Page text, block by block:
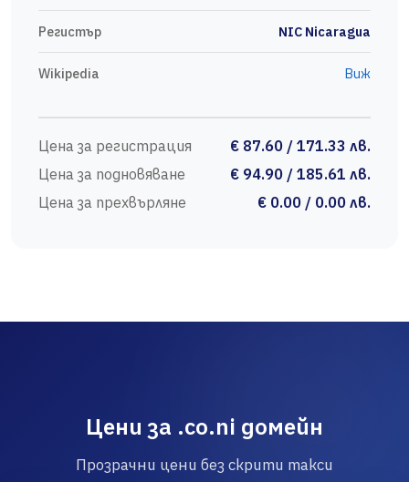
Регистър NIC Nicaragua
Wikipedia Виж
Цена за регистрация
€ 87.60 / 171.33 лв.
Цена за подновяване
€ 94.90 / 185.61 лв.
Цена за прехвърляне
€ 0.00 / 0.00 лв.
Цени за .co.ni домейн
Прозрачни цени без скрити такси